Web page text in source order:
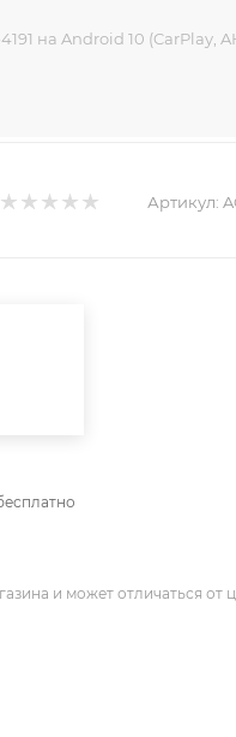
на Android 10 (CarPlay,
Артикул:
и может отличаться от